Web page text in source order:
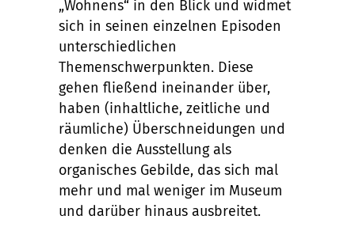
„Wohnens“ in den Blick und widmet
sich in seinen einzelnen Episoden
unterschiedlichen
Themenschwerpunkten. Diese
gehen fließend ineinander über,
haben (inhaltliche, zeitliche und
räumliche) Überschneidungen und
denken die Ausstellung als
organisches Gebilde, das sich mal
mehr und mal weniger im Museum
und darüber hinaus ausbreitet.